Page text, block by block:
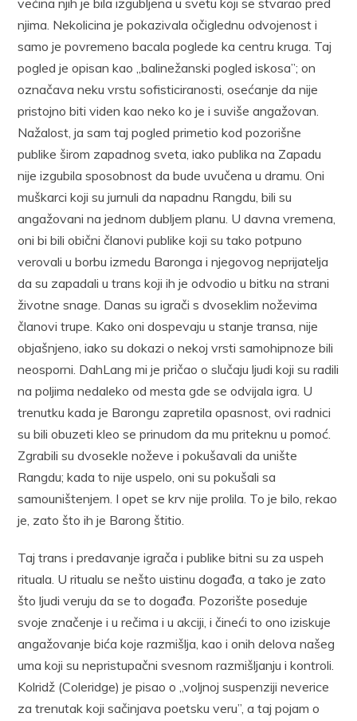
njima. Nekolicina je pokazivala očiglednu odvojenost i
samo je povremeno bacala poglede ka centru kruga. Taj
pogled je opisan kao „balinežanski pogled iskosa”; on
označava neku vrstu sofisticiranosti, osećanje da nije
pristojno biti viden kao neko ko je i suviše angažovan.
Nažalost, ja sam taj pogled primetio kod pozorišne
publike širom zapadnog sveta, iako publika na Zapadu
nije izgubila sposobnost da bude uvučena u dramu. Oni
muškarci koji su jurnuli da napadnu Rangdu, bili su
angažovani na jednom dubljem planu. U davna vremena,
oni bi bili obični članovi publike koji su tako potpuno
verovali u borbu izmedu Baronga i njegovog neprijatelja
da su zapadali u trans koji ih je odvodio u bitku na strani
životne snage. Danas su igrači s dvoseklim noževima
članovi trupe. Kako oni dospevaju u stanje transa, nije
objašnjeno, iako su dokazi o nekoj vrsti samohipnoze bili
neosporni. DahLang mi je pričao o slučaju ljudi koji su radili
na poljima nedaleko od mesta gde se odvijala igra. U
trenutku kada je Barongu zapretila opasnost, ovi radnici
su bili obuzeti kleo se prinudom da mu priteknu u pomoć.
Zgrabili su dvosekle noževe i pokušavali da unište
Rangdu; kada to nije uspelo, oni su pokušali sa
samouništenjem. I opet se krv nije prolila. To je bilo, rekao
je, zato što ih je Barong štitio.
Taj trans i predavanje igrača i publike bitni su za uspeh
rituala. U ritualu se nešto uistinu događa, a tako je zato
što ljudi veruju da se to događa. Pozorište poseduje
svoje značenje i u rečima i u akciji, i čineći to ono iziskuje
angažovanje bića koje razmišlja, kao i onih delova našeg
uma koji su nepristupačni svesnom razmišljanju i kontroli.
Kolridž (Coleridge) je pisao o „voljnoj suspenziji neverice
za trenutak koji sačinjava poetsku veru”, a taj pojam o